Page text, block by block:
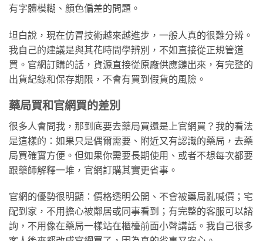
有字體模糊、顏色偏差的問題。
坦白說，現在仿冒技術越來越進步，一般人真的很難分辨。
我自己的建議是與其花時間學辨別，不如直接從正規管道
買。官網訂購的話，貨源直接從原廠供應鏈出來，有完整的
出貨紀錄和保存期限，不會有買到假貨的風險。
藥局買和官網買的差別
很多人會問我，那到底要去藥局買還是上官網買？我的看法
是這樣的：如果只是偶爾需要、附近又有認識的藥局，去藥
局買確實方便。但如果你需要長期使用、或者不想每次都要
跟藥師解釋一堆，官網訂購其實更省事。
官網的優勢很明顯：價格透明公開、不會被藥局亂喊價；宅
配到家，不用擔心被鄰居或同事看到；有完整的客服可以諮
詢，不用像在藥局一樣站在櫃檯前面小聲講話。我自己很多